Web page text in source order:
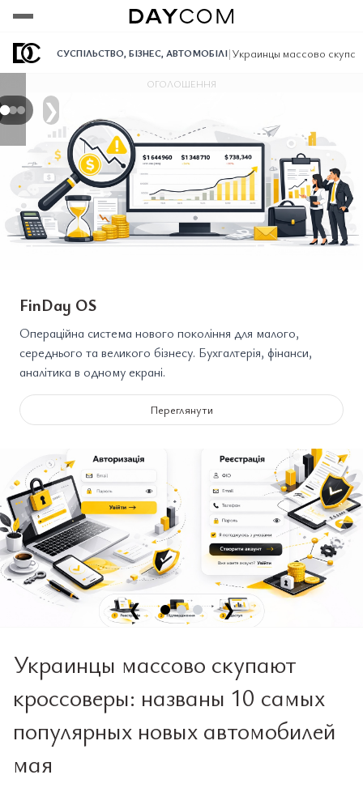
СУСПІЛЬСТВО, БІЗНЕС, АВТОМОБІЛІ|Украинцы массово
❯
ОГОЛОШЕННЯ
FinDay OS
Операційна система нового покоління для малого,
середнього та великого бізнесу. Бухгалтерія, фінанси,
аналітика в одному екрані.
Переглянути
❮ ❯
Украинцы массово скупают
кроссоверы: названы 10 самых
популярных новых автомобилей
мая